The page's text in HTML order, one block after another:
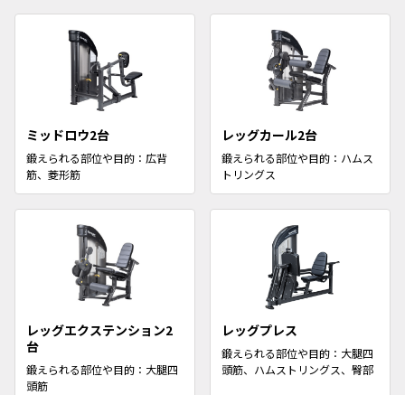
ミッドロウ2台
鍛えられる部位や目的：広背
筋、菱形筋
レッグカール2台
鍛えられる部位や目的：ハムス
トリングス
レッグエクステンション2
台
鍛えられる部位や目的：大腿四
頭筋
レッグプレス
鍛えられる部位や目的：大腿四
頭筋、ハムストリングス、臀部